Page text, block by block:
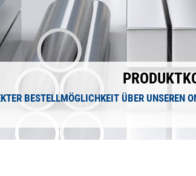
BESTELLMÖGLICHKEIT ÜBER UNSEREN